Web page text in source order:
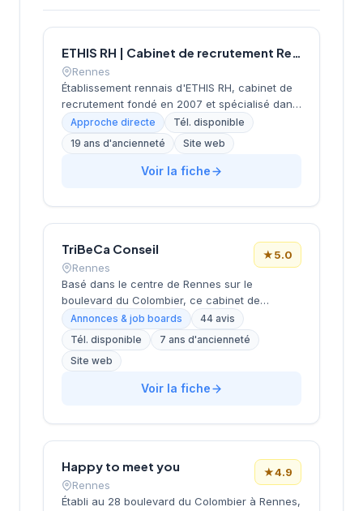
ETHIS RH | Cabinet de recrutement Rennes
Rennes
Établissement rennais d'ETHIS RH, cabinet de
recrutement fondé en 2007 et spécialisé dans
le conseil en ressources humaines. Depuis ses
bureaux rue Docteur Regnault, au cœur de
Rennes, l'équipe accompagne les entreprises
bretonnes dans leurs recherches de talents à
Approche directe
Tél. disponible
19 ans d'ancienneté
Site web
Voir la fiche
TriBeCa Conseil
Rennes
★5.0
Basé dans le centre de Rennes sur le
boulevard du Colombier, ce cabinet de
recrutement développe ses activités de
conseil en ressources humaines sous la
direction de Cheritel. La structure bénéficie
d'une excellente réputation auprès de sa
clientèle, comme en témoignent ses 44 avis
Google avec une note maximale de 5 étoiles.
approche de proximité avec les entreprises
bretonnes.
Annonces & job boards
44 avis
Tél. disponible
7 ans d'ancienneté
Site web
Voir la fiche
Happy to meet you
Rennes
★4.9
Établi au 28 boulevard du Colombier à Rennes,